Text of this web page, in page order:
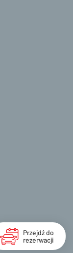
Przejdź do
rezerwacji